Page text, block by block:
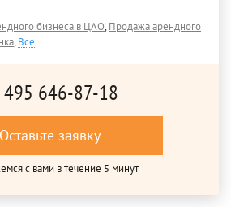
бизнеса в ЦАО,Продажа арендного
,Все
495 646-87-18
Оставьте заявку
с вами в течение 5 минут